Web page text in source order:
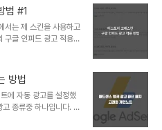
= ' ~ ~ ';
고, 발급 받은 인피드 광
편집을 클릭하여
기서부터 대충 읽고 따
위 이미지의 화살표 부
법 #1
서는 제 스킨을 사용하고
구글 인피드 광고 적용
두셔야 할 내용은 애드
있다는 사실 참조 바
레이를 제외하면됩니
스캔 기능을 통해 인피
지 "내 페이지에서 피드
습니다. 그런데, 이게
방법
에 자동 광고를 설정했
종류중 하나입니다. 이
이트를 열 었을때 표시